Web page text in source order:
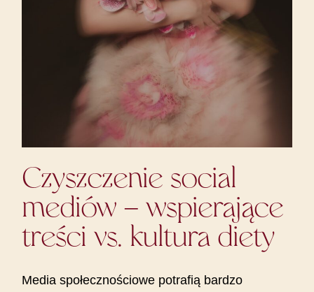
Czyszczenie social
mediów – wspierające
treści vs. kultura diety
Media społecznościowe potrafią bardzo